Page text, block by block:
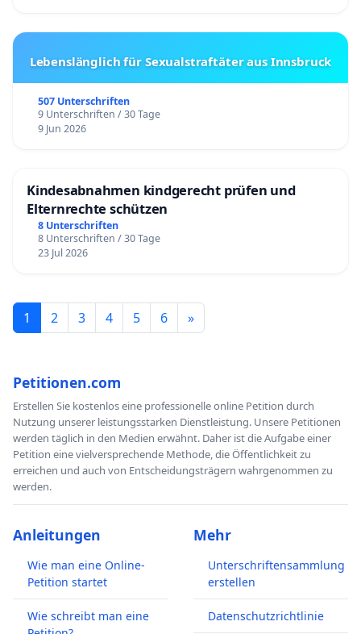
Lebenslänglich für Sexualstraftäter aus Innsbruck
507 Unterschriften
9 Unterschriften / 30 Tage
9 Jun 2026
Kindesabnahmen kindgerecht prüfen und
Elternrechte schützen
8 Unterschriften
8 Unterschriften / 30 Tage
23 Jul 2026
1 2 3 4 5 6 »
Petitionen.com
Erstellen Sie kostenlos eine professionelle online Petition durch
Nutzung unserer leistungsstarken Dienstleistung. Unsere Petitionen
werden täglich in den Medien erwähnt. Daher ist die Aufgabe einer
Petition eine vielversprechende Methode, die Öffentlichkeit zu
erreichen und auch von Entscheidungsträgern wahrgenommen zu
werden.
Anleitungen
Wie man eine Online-
Petition startet
Wie schreibt man eine
Mehr
Unterschriftensammlung
erstellen
Datenschutzrichtlinie